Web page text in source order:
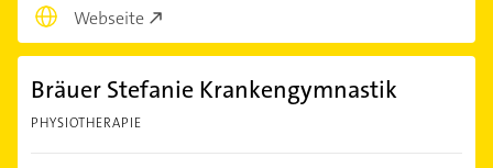
Webseite
Bräuer Stefanie Krankengymnastik
PHYSIOTHERAPIE